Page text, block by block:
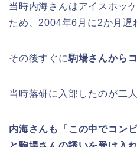
当時内海さんはアイスホッ
ため、2004年6月に2か月遅
その後すぐに駒場さんから
当時落研に入部したのが二
内海さんも「この中でコン